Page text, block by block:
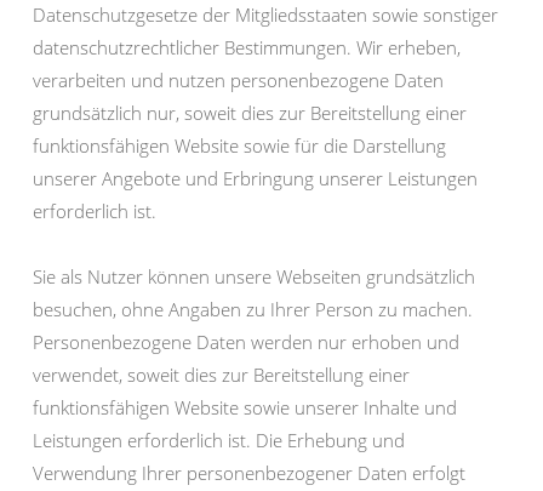
Datenschutzgesetze der Mitgliedsstaaten sowie sonstiger
datenschutzrechtlicher Bestimmungen. Wir erheben,
verarbeiten und nutzen personenbezogene Daten
grundsätzlich nur, soweit dies zur Bereitstellung einer
funktionsfähigen Website sowie für die Darstellung
unserer Angebote und Erbringung unserer Leistungen
erforderlich ist.
Sie als Nutzer können unsere Webseiten grundsätzlich
besuchen, ohne Angaben zu Ihrer Person zu machen.
Personenbezogene Daten werden nur erhoben und
verwendet, soweit dies zur Bereitstellung einer
funktionsfähigen Website sowie unserer Inhalte und
Leistungen erforderlich ist. Die Erhebung und
Verwendung Ihrer personenbezogener Daten erfolgt